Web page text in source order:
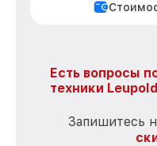
Есть вопросы
техники
Запишитесь